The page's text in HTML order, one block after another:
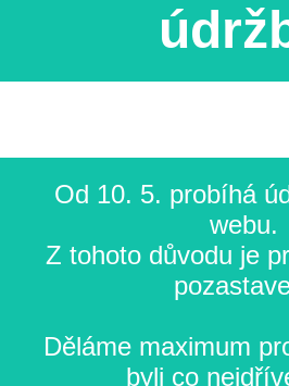
Od 10. 5. probíhá
webu.
Z tohoto důvodu je
Děláme maximum
byli co